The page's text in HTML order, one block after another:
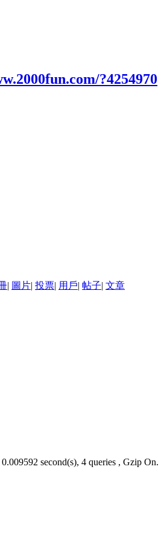
?4254970
| 圖片| 投票| 用戶| 帖子| 文章
0.009592 second(s), 4 queries , Gzip On.